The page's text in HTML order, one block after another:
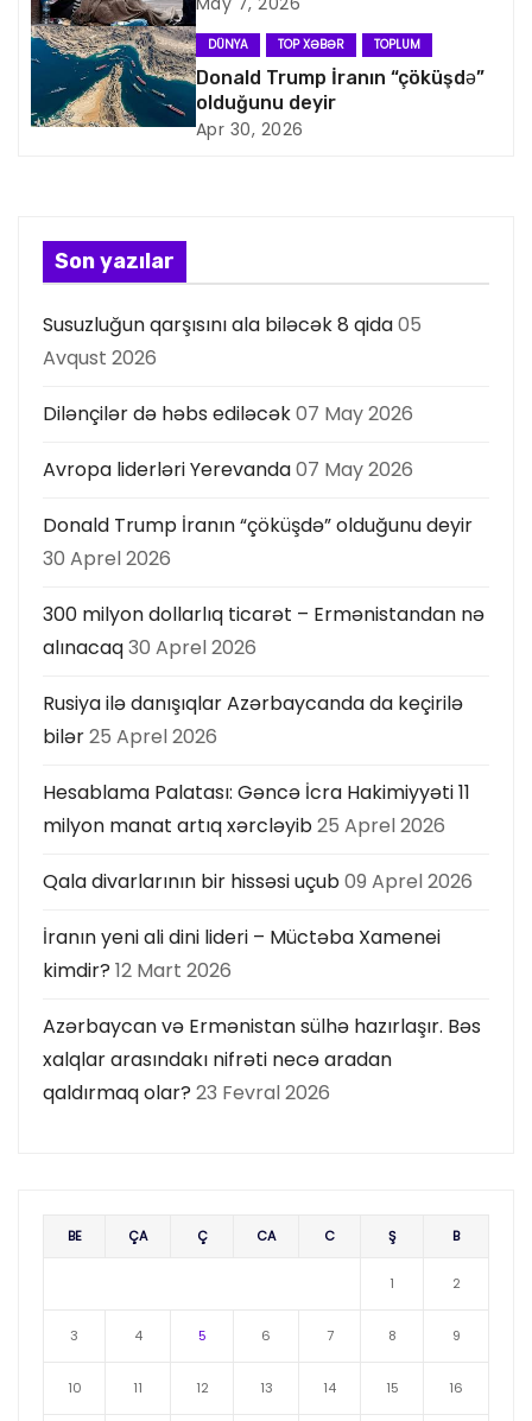
a
s
a
ı
DÜNYA TOP XƏBƏR TOPLUM
Donald Trump İranın “çöküşdə”
olduğunu deyir
Apr 30, 2026
Son yazılar
Susuzluğun qarşısını ala biləcək 8 qida05
Avqust 2026
Dilənçilər də həbs ediləcək07 May 2026
Avropa liderləri Yerevanda07 May 2026
Donald Trump İranın “çöküşdə” olduğunu deyir
30 Aprel 2026
300 milyon dollarlıq ticarət – Ermənistandan nə
alınacaq30 Aprel 2026
Rusiya ilə danışıqlar Azərbaycanda da keçirilə
bilər25 Aprel 2026
Hesablama Palatası: Gəncə İcra Hakimiyyəti 11
milyon manat artıq xərcləyib25 Aprel 2026
Qala divarlarının bir hissəsi uçub09 Aprel 2026
İranın yeni ali dini lideri – Müctəba Xamenei
kimdir? 12 Mart 2026
Azərbaycan və Ermənistan sülhə hazırlaşır. Bəs
xalqlar arasındakı nifrəti necə aradan
qaldırmaq olar? 23 Fevral 2026
BE ÇA Ç CA C Ş B
1 2
3 4 5 6 7 8 9
10 11 12 13 14 15 16